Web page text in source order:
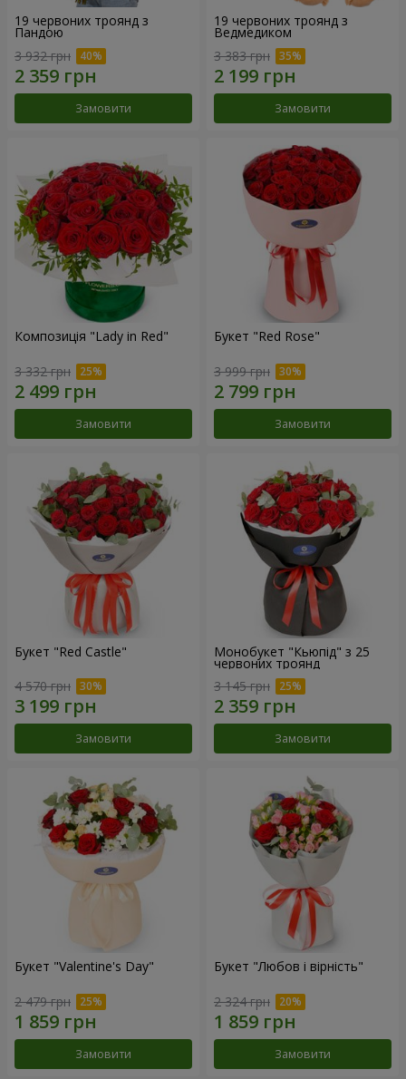
19 червоних троянд з
Пандою
3 932 грн
Замовити
19 червоних троянд з
Ведмедиком
3 383 грн
Замовити
Композиція "Lady in Red"
3 332 грн
Замовити
Букет "Red Rose"
3 999 грн
Замовити
Букет "Red Castle"
4 570 грн
Замовити
Монобукет "Кьюпід" з 25
червоних троянд
3 145 грн
Замовити
Букет "Valentine's Day"
2 479 грн
Замовити
Букет "Любов і вірність"
2 324 грн
Замовити